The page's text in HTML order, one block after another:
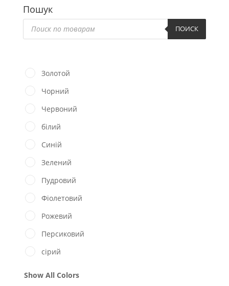
Пошук
Пошук
товарів ПОИСК
Золотой
Чорний
Червоний
білий
Синій
Зелений
Пудровий
Фіолетовий
Рожевий
Персиковий
сірий
Show All Colors